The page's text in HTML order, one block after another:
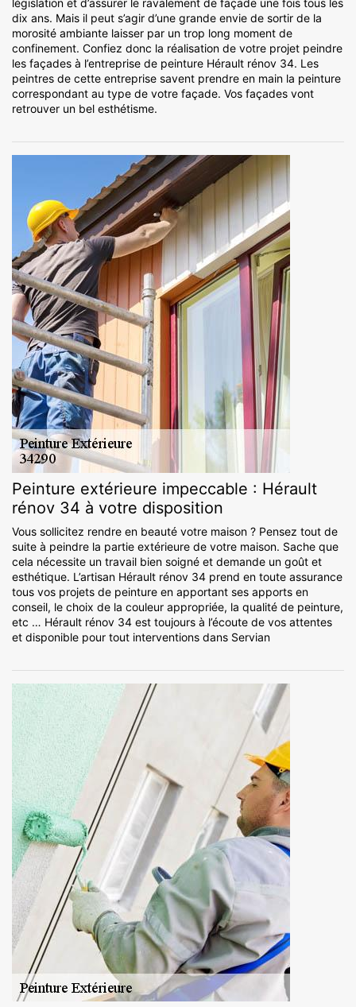
législation et d’assurer le ravalement de façade une fois tous les
dix ans. Mais il peut s’agir d’une grande envie de sortir de la
morosité ambiante laisser par un trop long moment de
confinement. Confiez donc la réalisation de votre projet peindre
les façades à l’entreprise de peinture Hérault rénov 34. Les
peintres de cette entreprise savent prendre en main la peinture
correspondant au type de votre façade. Vos façades vont
retrouver un bel esthétisme.
Peinture extérieure impeccable : Hérault
rénov 34 à votre disposition
Vous sollicitez rendre en beauté votre maison ? Pensez tout de
suite à peindre la partie extérieure de votre maison. Sache que
cela nécessite un travail bien soigné et demande un goût et
esthétique. L’artisan Hérault rénov 34 prend en toute assurance
tous vos projets de peinture en apportant ses apports en
conseil, le choix de la couleur appropriée, la qualité de peinture,
etc … Hérault rénov 34 est toujours à l’écoute de vos attentes
et disponible pour tout interventions dans Servian